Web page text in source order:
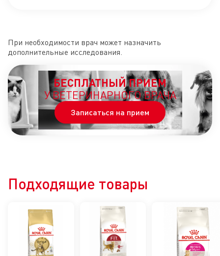
При необходимости врач может назначить
дополнительные исследования.
БЕСПЛАТНЫЙ ПРИЕМ
У ВЕТЕРИНАРНОГО ВРАЧА
Записаться на прием
Подходящие товары